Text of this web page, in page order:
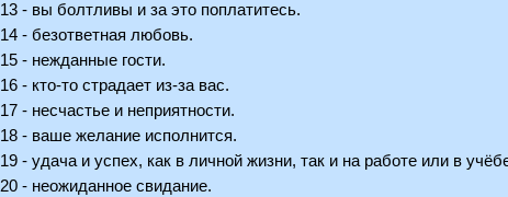
13 - вы болтливы и за это поплатитесь.
14 - безответная любовь.
15 - нежданные гости.
16 - кто-то страдает из-за вас.
17 - несчастье и неприятности.
18 - ваше желание исполнится.
19 - удача и успех, как в личной жизни, так и на работе или в
20 - неожиданное свидание.